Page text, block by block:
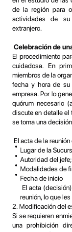
de la región para
actividades de
extranjero.
Celebración de
El procedimiento
cuidadosa. En
miembros de la
fecha y hora de su
empresa. Por lo
quórum necesario
discute en detalle el
se toma una
El acta de la
Lugar de la
Autoridad del jefe;
Modalidades de
Fecha de inicio
El acta
reunión, lo que
2. Modificación del
Si se requieren
una prohibición